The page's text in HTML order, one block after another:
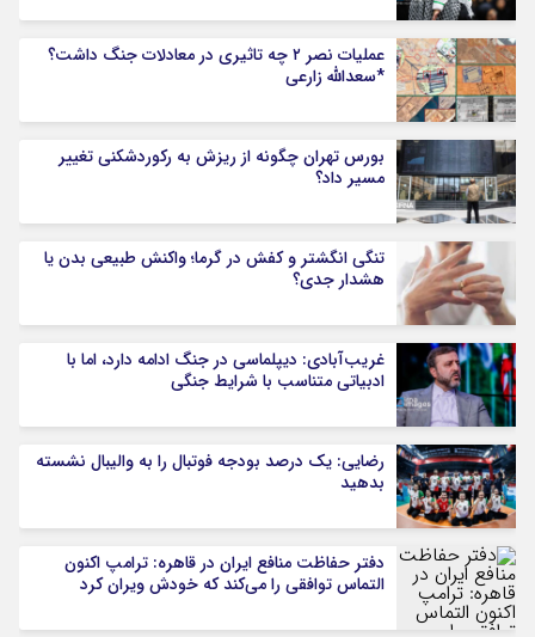
عملیات نصر ۲ چه تاثیری در معادلات جنگ داشت؟
*سعدالله زارعی
بورس تهران چگونه از ریزش به رکوردشکنی تغییر
مسیر داد؟
تنگی انگشتر و کفش در گرما؛ واکنش طبیعی بدن یا
هشدار جدی؟
غریب‌آبادی: دیپلماسی در جنگ ادامه دارد، اما با
ادبیاتی متناسب با شرایط جنگی
رضایی: یک درصد بودجه فوتبال را به والیبال نشسته
بدهید
دفتر حفاظت منافع ایران در قاهره: ترامپ اکنون
التماس توافقی را می‌کند که خودش ویران کرد